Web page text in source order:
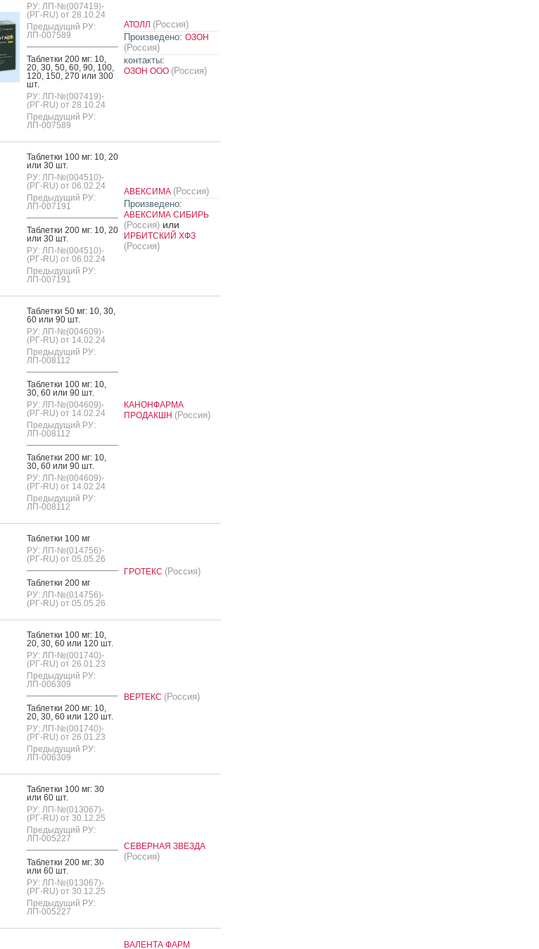
РУ: ЛП-№(007419)-
(РГ-RU) от 28.10.24
Предыдущий РУ:
ЛП-007589
Таб­летки 200 мг: 10,
20, 30, 50, 60, 90, 100,
120, 150, 270 или 300
шт.
РУ: ЛП-№(007419)-
(РГ-RU) от 28.10.24
Предыдущий РУ:
ЛП-007589
АТОЛЛ (Россия)
Произведено: ОЗОН
(Россия)
контакты:
ОЗОН ООО (Россия)
Таб­летки 100 мг: 10, 20
или 30 шт.
РУ: ЛП-№(004510)-
(РГ-RU) от 06.02.24
Предыдущий РУ:
ЛП-007191
Таб­летки 200 мг: 10, 20
или 30 шт.
РУ: ЛП-№(004510)-
(РГ-RU) от 06.02.24
Предыдущий РУ:
ЛП-007191
АВЕКСИМА (Россия)
Произведено:
АВЕКСИМА СИБИРЬ
(Россия)или
ИРБИТСКИЙ ХФЗ
(Россия)
Таб­летки 50 мг: 10, 30,
60 или 90 шт.
РУ: ЛП-№(004609)-
(РГ-RU) от 14.02.24
Предыдущий РУ:
ЛП-008112
Таб­летки 100 мг: 10,
30, 60 или 90 шт.
РУ: ЛП-№(004609)-
(РГ-RU) от 14.02.24
Предыдущий РУ:
ЛП-008112
Таб­летки 200 мг: 10,
30, 60 или 90 шт.
РУ: ЛП-№(004609)-
(РГ-RU) от 14.02.24
Предыдущий РУ:
ЛП-008112
КАНОНФАРМА
ПРОДАКШН (Россия)
Таб­летки 100 мг
РУ: ЛП-№(014756)-
(РГ-RU) от 05.05.26
Таб­летки 200 мг
РУ: ЛП-№(014756)-
(РГ-RU) от 05.05.26
ГРОТЕКС (Россия)
Таб­летки 100 мг: 10,
20, 30, 60 или 120 шт.
РУ: ЛП-№(001740)-
(РГ-RU) от 26.01.23
Предыдущий РУ:
ЛП-006309
Таб­летки 200 мг: 10,
20, 30, 60 или 120 шт.
РУ: ЛП-№(001740)-
(РГ-RU) от 26.01.23
Предыдущий РУ:
ЛП-006309
ВЕРТЕКС (Россия)
Таб­летки 100 мг: 30
или 60 шт.
РУ: ЛП-№(013067)-
(РГ-RU) от 30.12.25
Предыдущий РУ:
ЛП-005227
Таб­летки 200 мг: 30
или 60 шт.
РУ: ЛП-№(013067)-
(РГ-RU) от 30.12.25
Предыдущий РУ:
ЛП-005227
СЕВЕРНАЯ ЗВЕЗДА
(Россия)
ВАЛЕНТА ФАРМ